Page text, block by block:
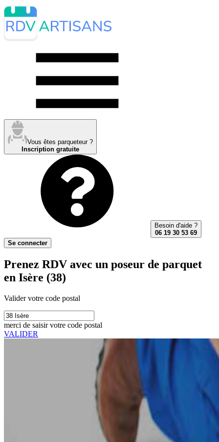
Vous êtes parqueteur ?
Inscription gratuite
Besoin d'aide ?
06 19 30 53 69
Se connecter
Prenez RDV avec un poseur de parquet
en Isère (38)
Valider votre code postal
merci de saisir votre code postal
VALIDER